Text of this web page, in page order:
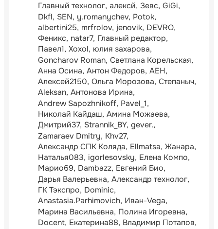
Главный технолог алексй Зевс GiGi
Dkfl SEN y.romanychev Potok
albertini25 mrfrolov jenovik DEVRO
Феникс natar7 Главный редактор
Павел1 Xoxol юлия захарова
Goncharov Roman Светлана Корельская
Анна Осина Антон Федоров АЕН
Алексей2150 Ольга Морозова Степаныч
Aleksan Антонова Ирина
Andrew Sapozhnikoff Pavel_1
Николай Кайдаш Амина Можаева
Дмитрий37 Strannik_BY gever.
Zamaraev Dmitry Khv27
Александр СПК Коляда Ellmatsa Жанара
Наталья083 igorlesovsky Елена Компо
Марио69 Dambazz Евгений Био
Дарья Валерьевна Александр технолог
ГК Тэкспро Dominic
Anastasia.Parhimovich Иван-Vega
Марина Васильевна Полина Игоревна
Docent Екатерина88 Владимир Потапов